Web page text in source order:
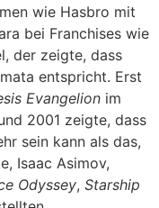
wie Hasbro mit
bei Franchises wie
der zeigte, dass
entspricht. Erst
Evangelion im
2001 zeigte, dass
sein kann als das,
Isaac Asimov,
Odyssey, Starship